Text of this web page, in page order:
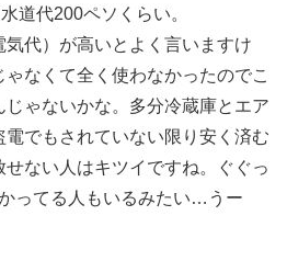
道代200ペソくらい。
代）が高いとよく言いますけ
なくて全く使わなかったのでこ
ゃないかな。多分冷蔵庫とエア
でもされていない限り安く済む
ない人はキツイですね。ぐぐっ
ってる人もいるみたい…うー